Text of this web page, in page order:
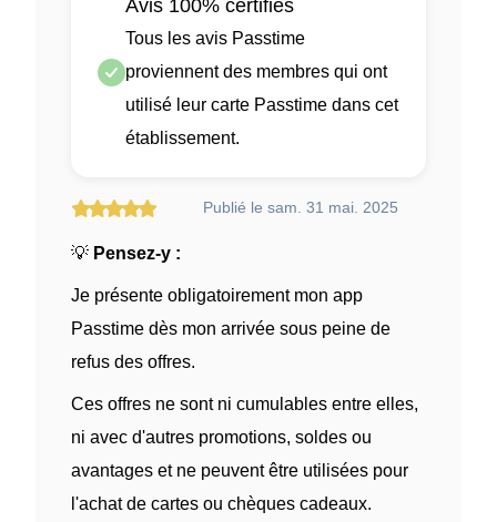
Avis 100% certifiés
Tous les avis Passtime
proviennent des membres qui ont
utilisé leur carte Passtime dans cet
établissement.
Publié le sam. 31 mai. 2025
💡 Pensez-y :
Je présente obligatoirement mon app
Passtime dès mon arrivée sous peine de
refus des offres.
Ces offres ne sont ni cumulables entre elles,
ni avec d'autres promotions, soldes ou
avantages et ne peuvent être utilisées pour
l'achat de cartes ou chèques cadeaux.